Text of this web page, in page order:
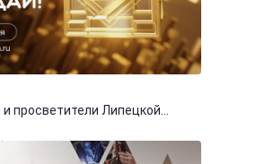
просветители Липецкой...